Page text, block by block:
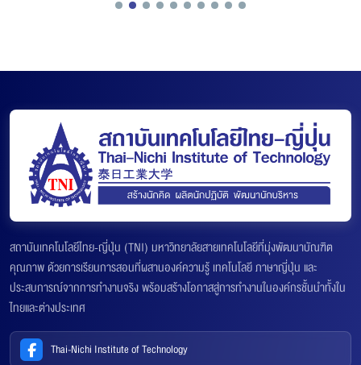
สถาบันเทคโนโลยีไทย-ญี่ปุ่น (TNI) มหาวิทยาลัยสายเทคโนโลยีที่มุ่งพัฒนาบัณฑิต
คุณภาพ ด้วยการเรียนการสอนที่ผสานองค์ความรู้ เทคโนโลยี ภาษาญี่ปุ่น และ
ประสบการณ์จากการทำงานจริง พร้อมสร้างโอกาสสู่การทำงานในองค์กรชั้นนำทั้งใน
ไทยและต่างประเทศ
Thai-Nichi Institute of Technology